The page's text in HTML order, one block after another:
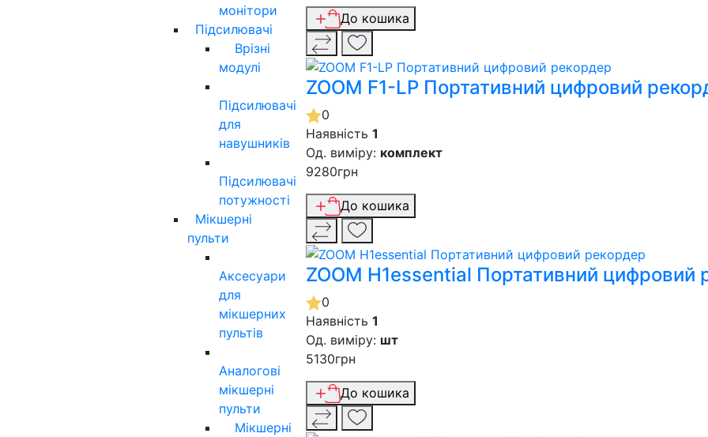
монітори
Підсилювачі
Врізні
модулі
Підсилювачі
для
навушників
Підсилювачі
потужності
Мікшерні
пульти
Аксесуари
для
мікшерних
пультів
Аналогові
мікшерні
пульти
Мікшерні
До кошика
ZOOM F1-LP Портативний цифровий
0
Наявність 1
Од. виміру: комплект
9280грн
До кошика
ZOOM H1essential Портативний цифровий
0
Наявність 1
Од. виміру: шт
5130грн
До кошика